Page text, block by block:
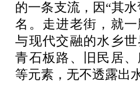
的一条支流，因“其
名。走进老街，就
与现代交融的水乡世
青石板路、旧民居
等元素，无不透露出